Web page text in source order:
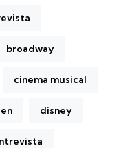
broadway
cinema musical
disney